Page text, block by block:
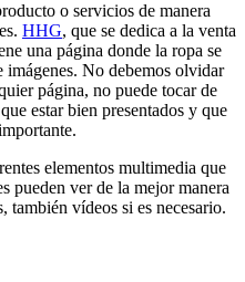
o servicios de manera
HHG, que se dedica a la venta
una página donde la ropa se
No debemos olvidar
página, no puede tocar de
estar bien presentados y que
elementos multimedia que
pueden ver de la mejor manera
también vídeos si es necesario.